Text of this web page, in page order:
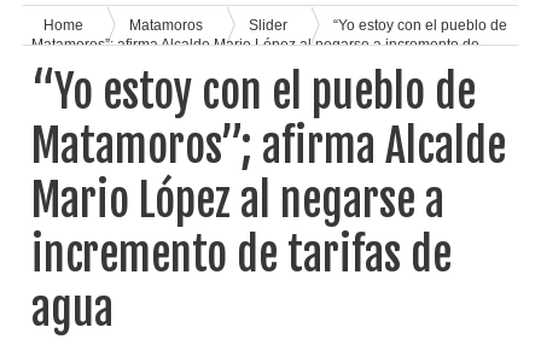
Home Matamoros Slider
“Yo estoy con el pueblo de
Matamoros”; afirma Alcalde Mario López al negarse a incremento de
“Yo estoy con el pueblo de
Matamoros”; afirma Alcalde
Mario López al negarse a
incremento de tarifas de
agua